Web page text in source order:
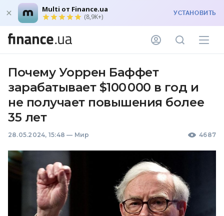
Multi от Finance.ua
(8,9K+) УСТАНОВИТЬ
Почему Уоррен Баффет
зарабатывает $100 000 в год и
не получает повышения более
35 лет
28.05.2024, 15:48 — Мир 4687